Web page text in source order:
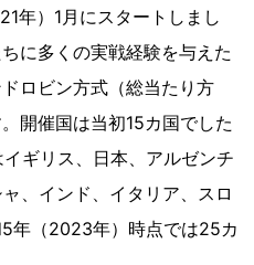
年）1月にスタートしまし
に多くの実戦経験を与えた
ロビン方式（総当たり方
開催国は当初15カ国でした
ギリス、日本、アルゼンチ
、インド、イタリア、スロ
年（2023年）時点では25カ